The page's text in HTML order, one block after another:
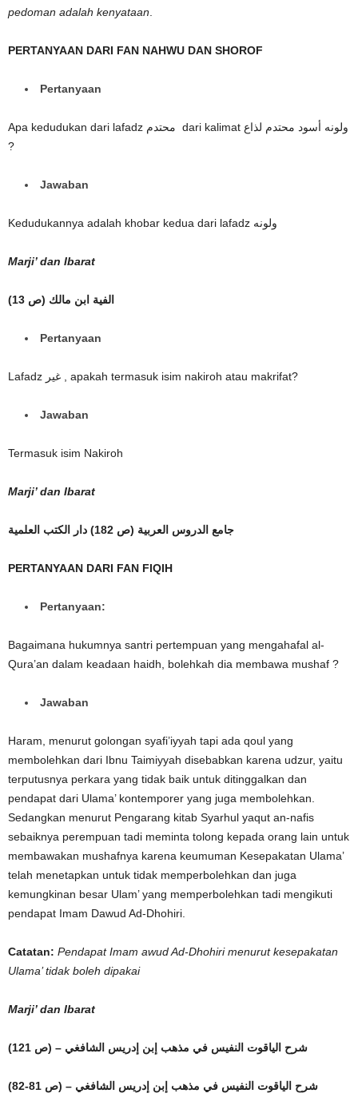
pedoman adalah kenyataan
PERTANYAAN DARI FAN NAHWU DAN SHOROF
Pertanyaan
Apa kedudukan dari lafadz محتدم dari kalimat ولونه أسود محتدم لذاع
?
Jawaban
Kedudukannya adalah khobar kedua dari lafadz ولونه
Marji’ dan Ibarat
(الفية ابن مالك (ص 13
Pertanyaan
Lafadz غير , apakah termasuk isim nakiroh atau makrifat?
Jawaban
Termasuk isim Nakiroh
Marji’ dan Ibarat
جامع الدروس العربية (ص 182) دار الكتب العلمية
PERTANYAAN DARI FAN FIQIH
Pertanyaan:
Bagaimana hukumnya santri pertempuan yang mengahafal al-
Qura’an dalam keadaan haidh, bolehkah dia membawa mushaf ?
Jawaban
Haram, menurut golongan syafi’iyyah tapi ada qoul yang
membolehkan dari Ibnu Taimiyyah disebabkan karena udzur, yaitu
terputusnya perkara yang tidak baik untuk ditinggalkan dan
pendapat dari Ulama’ kontemporer yang juga membolehkan.
Sedangkan menurut Pengarang kitab Syarhul yaqut an-nafis
sebaiknya perempuan tadi meminta tolong kepada orang lain untuk
membawakan mushafnya karena keumuman Kesepakatan Ulama’
telah menetapkan untuk tidak memperbolehkan dan juga
kemungkinan besar Ulam’ yang memperbolehkan tadi mengikuti
pendapat Imam Dawud Ad-Dhohiri.
Catatan: Pendapat Imam awud Ad-Dhohiri menurut kesepakatan
Ulama’ tidak boleh dipakai
Marji’ dan Ibarat
(شرح الياقوت النفيس في مذهب إبن إدريس الشافغي – (ص 121
(شرح الياقوت النفيس في مذهب إبن إدريس الشافغي – (ص 81-82